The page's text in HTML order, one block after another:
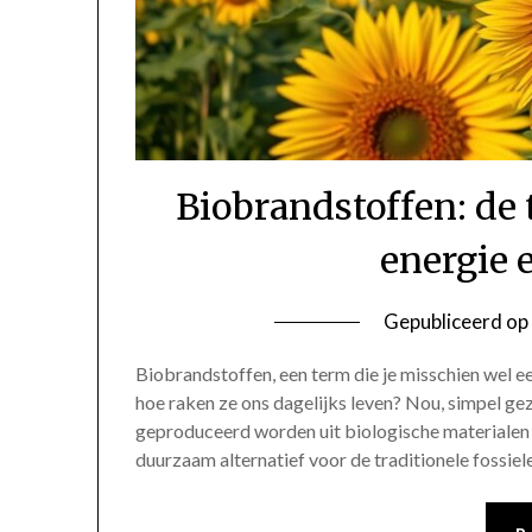
Biobrandstoffen: de
energie
Gepubliceerd op
Biobrandstoffen, een term die je misschien wel
hoe raken ze ons dagelijks leven? Nou, simpel
geproduceerd worden uit biologische
duurzaam alternatief voor de traditionele